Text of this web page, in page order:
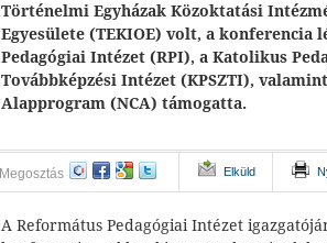
Történelmi Egyházak Közoktatási
Egyesülete (TEKIOE) volt, a konferencia
Pedagógiai Intézet (RPI), a Katolikus
Továbbképzési Intézet (KPSZTI),
Alapprogram (NCA) támogatta.
Megosztás Elküld
A Református Pedagógiai Intézet